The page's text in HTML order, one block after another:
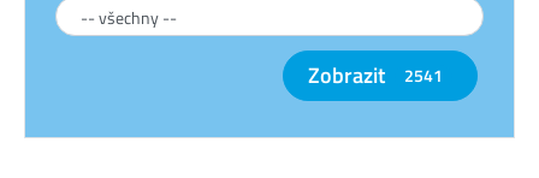
Zobrazit 2541